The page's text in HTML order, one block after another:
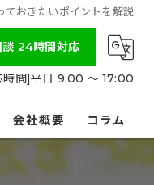
ておきたいポイントを解説
24時間対応
時間]平日 9:00 ～ 17:00
会社概要 コラム